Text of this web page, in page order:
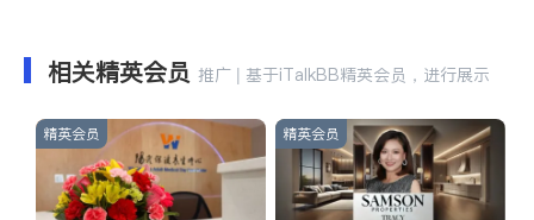
相关精英会员 推广 | 基于iTalkBB精英会员，进行展示
精英会员 精英会员